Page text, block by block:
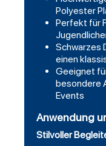
Polyester
Perfekt für
Schwarzes
einen
Geeignet
besondere
Events
Anwendung
Stilvoller